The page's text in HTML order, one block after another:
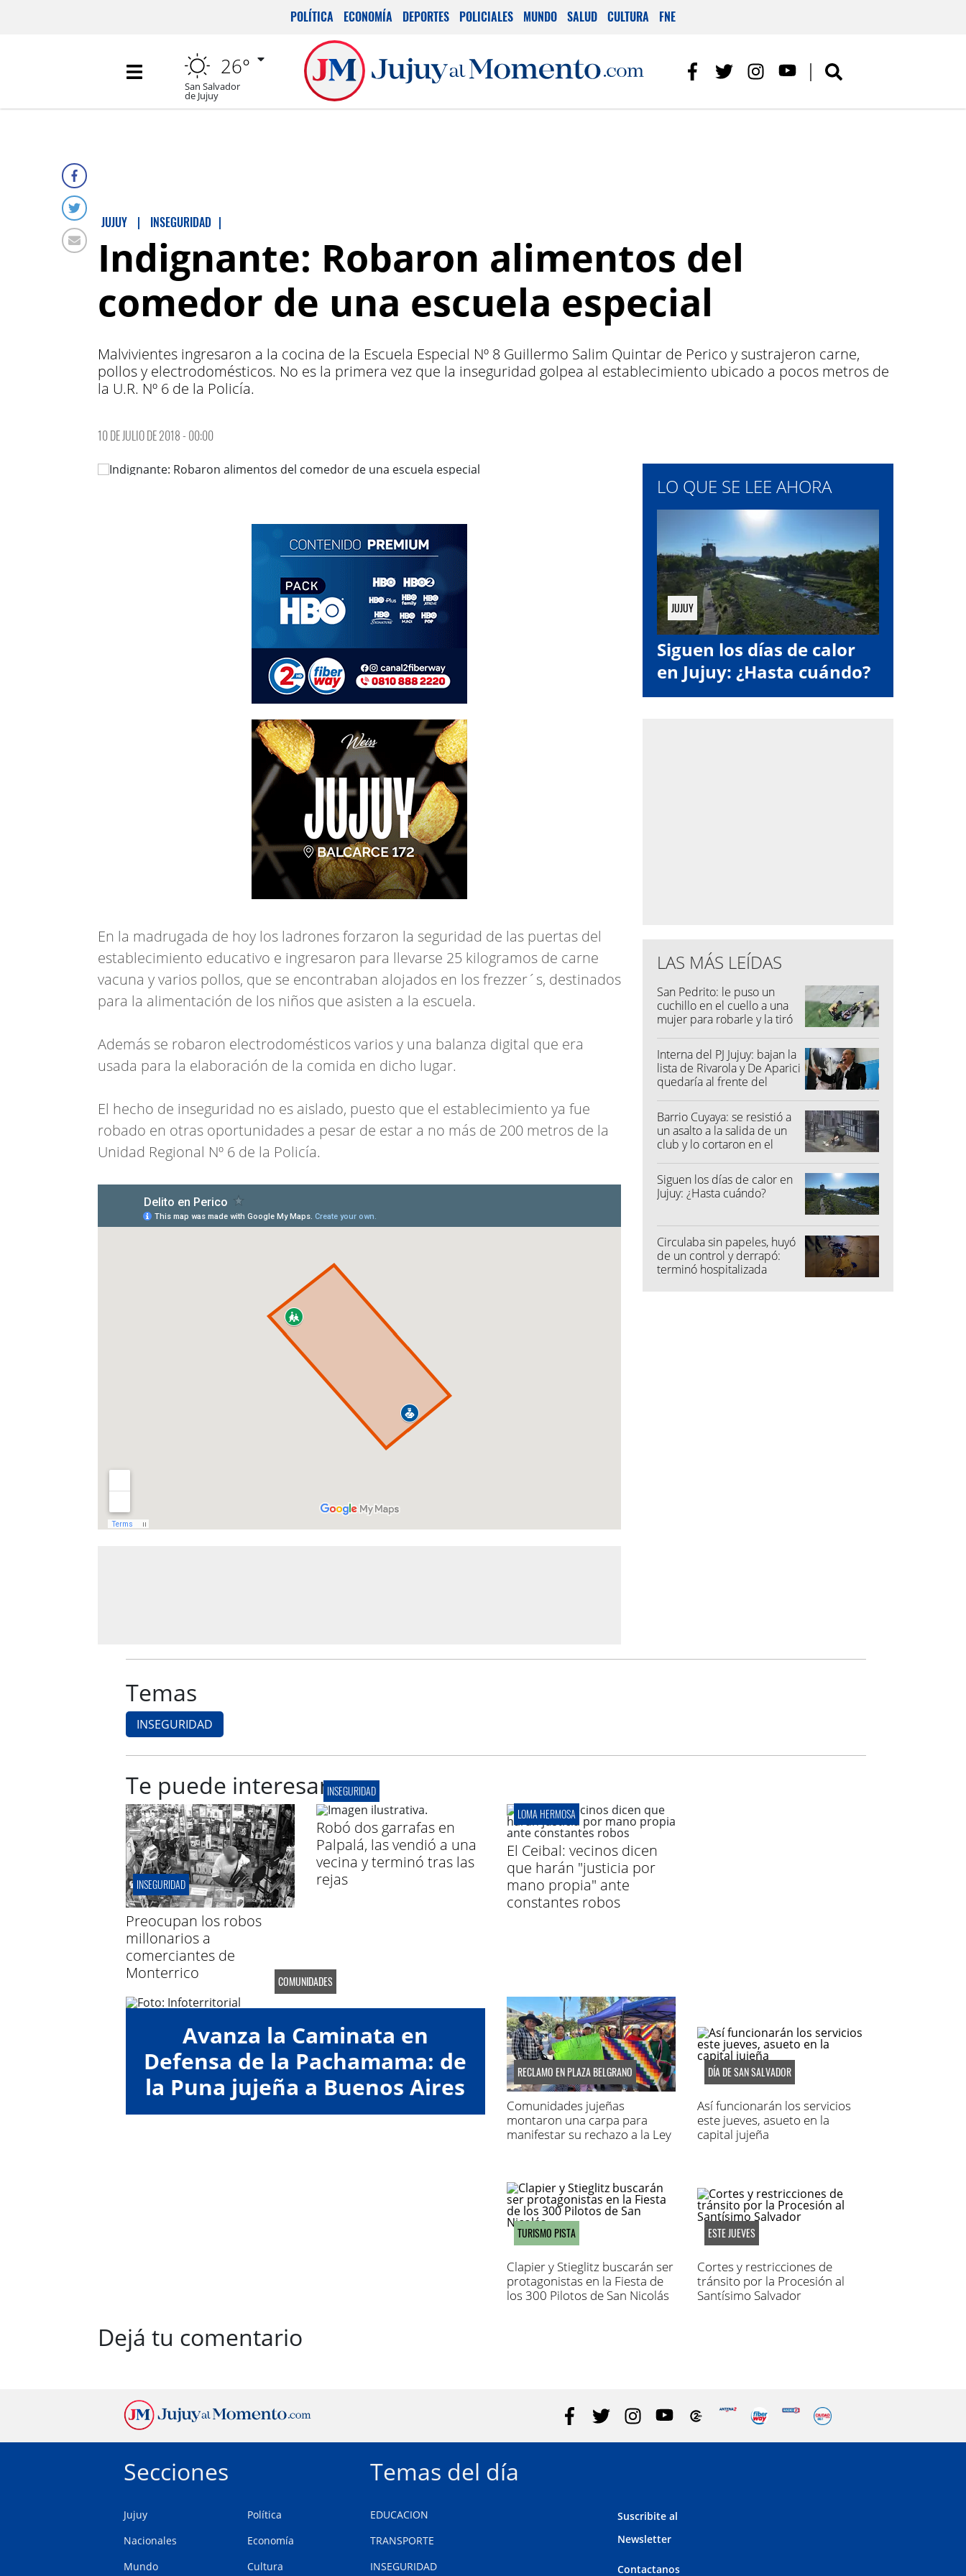
POLÍTICA ECONOMÍA DEPORTES POLICIALES MUNDO SALUD CULTURA FNE
26°
San Salvador
de Jujuy
JUJUY | INSEGURIDAD |
Indignante: Robaron alimentos del
comedor de una escuela especial
Malvivientes ingresaron a la cocina de la Escuela Especial Nº 8 Guillermo Salim Quintar de Perico y sustrajeron carne,
pollos y electrodomésticos. No es la primera vez que la inseguridad golpea al establecimiento ubicado a pocos metros de
la U.R. Nº 6 de la Policía.
10 DE JULIO DE 2018 - 00:00
En la madrugada de hoy los ladrones forzaron la seguridad de las puertas del
establecimiento educativo e ingresaron para llevarse 25 kilogramos de carne
vacuna y varios pollos, que se encontraban alojados en los frezzer´s, destinados
para la alimentación de los niños que asisten a la escuela.
Además se robaron electrodomésticos varios y una balanza digital que era
usada para la elaboración de la comida en dicho lugar.
El hecho de inseguridad no es aislado, puesto que el establecimiento ya fue
robado en otras oportunidades a pesar de estar a no más de 200 metros de la
Unidad Regional Nº 6 de la Policía.
LO QUE SE LEE AHORA
JUJUY
Siguen los días de calor
en Jujuy: ¿Hasta cuándo?
LAS MÁS LEÍDAS
San Pedrito: le puso un
cuchillo en el cuello a una
mujer para robarle y la tiró
Interna del PJ Jujuy: bajan la
lista de Rivarola y De Aparici
quedaría al frente del
Barrio Cuyaya: se resistió a
un asalto a la salida de un
club y lo cortaron en el
Siguen los días de calor en
Jujuy: ¿Hasta cuándo?
Circulaba sin papeles, huyó
de un control y derrapó:
terminó hospitalizada
Temas
INSEGURIDAD
Te puede interesar
INSEGURIDAD
Preocupan los robos
millonarios a
comerciantes de
Monterrico
INSEGURIDAD
Robó dos garrafas en
Palpalá, las vendió a una
vecina y terminó tras las
rejas
LOMA HERMOSA
El Ceibal: vecinos dicen
que harán "justicia por
mano propia" ante
constantes robos
COMUNIDADES
Avanza la Caminata en
Defensa de la Pachamama: de
la Puna jujeña a Buenos Aires
RECLAMO EN PLAZA BELGRANO
Comunidades jujeñas
montaron una carpa para
manifestar su rechazo a la Ley
DÍA DE SAN SALVADOR
Así funcionarán los servicios
este jueves, asueto en la
capital jujeña
TURISMO PISTA
Clapier y Stieglitz buscarán ser
protagonistas en la Fiesta de
los 300 Pilotos de San Nicolás
ESTE JUEVES
Cortes y restricciones de
tránsito por la Procesión al
Santísimo Salvador
Dejá tu comentario
Secciones
Jujuy
Nacionales
Mundo
Política
Economía
Cultura
Temas del día
EDUCACION
TRANSPORTE
INSEGURIDAD
Suscribite al
Newsletter
Contactanos